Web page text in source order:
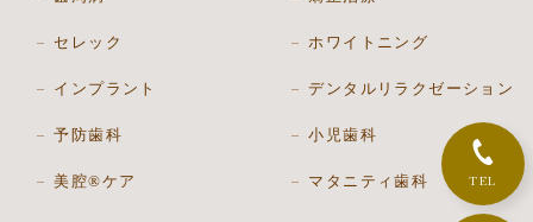
TEL
セレック
インプラント
予防歯科
美腔®ケア
ホワイトニング
デンタルリラクゼーション
小児歯科
マタニティ歯科